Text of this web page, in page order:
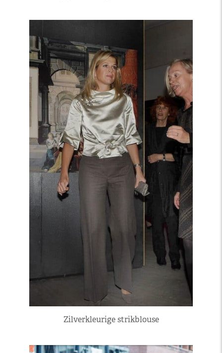
Zilverkleurige strikblouse